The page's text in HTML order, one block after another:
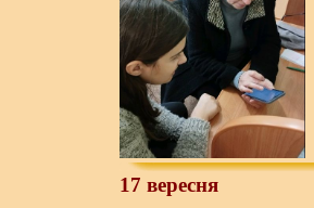
17 вересня